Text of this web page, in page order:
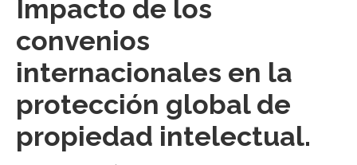
Impacto de los
convenios
internacionales en la
protección global de
propiedad intelectual.